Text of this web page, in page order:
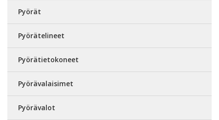
Pyörät
Pyörätelineet
Pyörätietokoneet
Pyörävalaisimet
Pyörävalot